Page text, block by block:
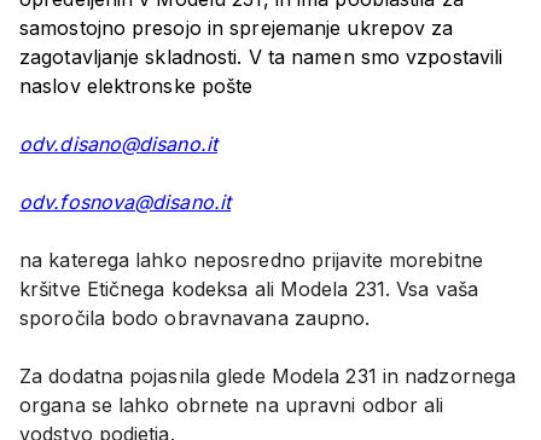
samostojno presojo in sprejemanje ukrepov za
zagotavljanje skladnosti. V ta namen smo vzpostavili
naslov elektronske pošte
odv.disano@disano.it
odv.fosnova@disano.it
na katerega lahko neposredno prijavite morebitne
kršitve Etičnega kodeksa ali Modela 231. Vsa vaša
sporočila bodo obravnavana zaupno.
Za dodatna pojasnila glede Modela 231 in nadzornega
organa se lahko obrnete na upravni odbor ali
vodstvo podjetja.